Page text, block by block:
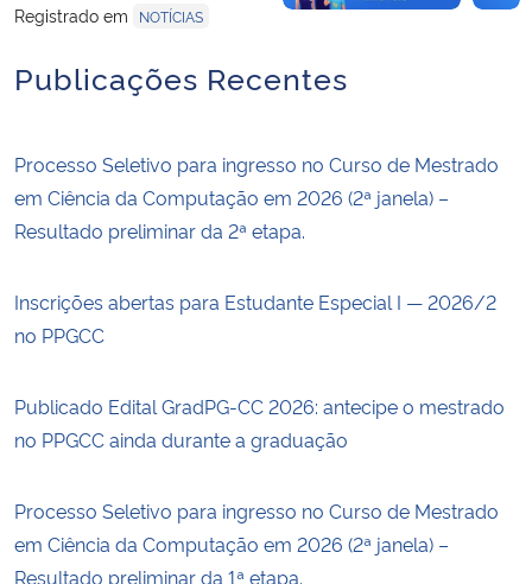
Registrado em
NOTÍCIAS
Publicações Recentes
Processo Seletivo para ingresso no Curso de Mestrado
em Ciência da Computação em 2026 (2ª janela) –
Resultado preliminar da 2ª etapa.
Inscrições abertas para Estudante Especial I — 2026/2
no PPGCC
Publicado Edital GradPG-CC 2026: antecipe o mestrado
no PPGCC ainda durante a graduação
Processo Seletivo para ingresso no Curso de Mestrado
em Ciência da Computação em 2026 (2ª janela) –
Resultado preliminar da 1ª etapa.